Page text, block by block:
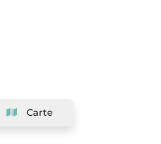
Carte